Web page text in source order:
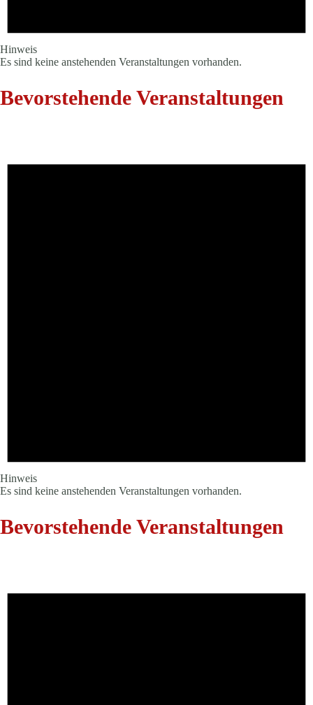
Hinweis
Es sind keine anstehenden Veranstaltungen vorhanden.
Bevorstehende Veranstaltungen
Hinweis
Es sind keine anstehenden Veranstaltungen vorhanden.
Bevorstehende Veranstaltungen